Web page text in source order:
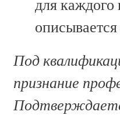
для каждого
Под
признание